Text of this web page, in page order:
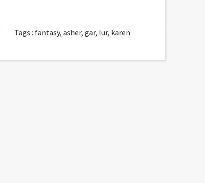
Tags : fantasy,asher,gar, lur, karen